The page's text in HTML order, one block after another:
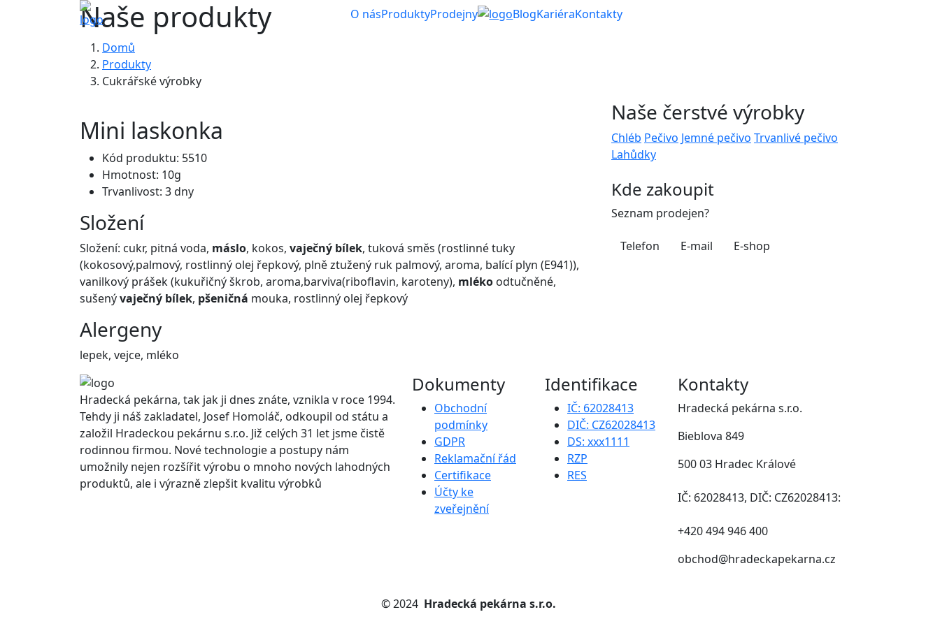
O násProduktyProdejny BlogKariéraKontakty
Naše produkty
Domů
Produkty
Cukrářské výrobky
Mini laskonka
Kód produktu: 5510
Hmotnost: 10g
Trvanlivost: 3 dny
Složení
Složení: cukr, pitná voda, máslo, kokos, vaječný bílek, tuková směs (rostlinné tuky
(kokosový,palmový, rostlinný olej řepkový, plně ztužený ruk palmový, aroma, balící plyn (E941)),
vanilkový prášek (kukuřičný škrob, aroma,barviva(riboflavin, karoteny), mléko odtučněné,
sušenývaječný bílek, pšeničná mouka, rostlinný olej řepkový
Alergeny
lepek, vejce, mléko
Naše čerstvé výrobky
Chléb Pečivo Jemné pečivo Trvanlivé pečivo
Lahůdky
Kde zakoupit
Seznam prodejen?
Telefon E-mail E-shop
Hradecká pekárna, tak jak ji dnes znáte, vznikla v roce 1994.
Tehdy ji náš zakladatel, Josef Homoláč, odkoupil od státu a
založil Hradeckou pekárnu s.r.o. Již celých 31 let jsme čistě
rodinnou firmou. Nové technologie a postupy nám
umožnily nejen rozšířit výrobu o mnoho nových lahodných
produktů, ale i výrazně zlepšit kvalitu výrobků
Dokumenty
Obchodní
podmínky
GDPR
Reklamační řád
Certifikace
Účty ke
zveřejnění
Identifikace
IČ: 62028413
DIČ: CZ62028413
DS: xxx1111
RZP
RES
Kontakty
Hradecká pekárna s.r.o.
Bieblova 849
500 03 Hradec Králové
IČ: 62028413, DIČ: CZ62028413:
+420 494 946 400
obchod@hradeckapekarna.cz
©2024 Hradecká pekárna s.r.o.